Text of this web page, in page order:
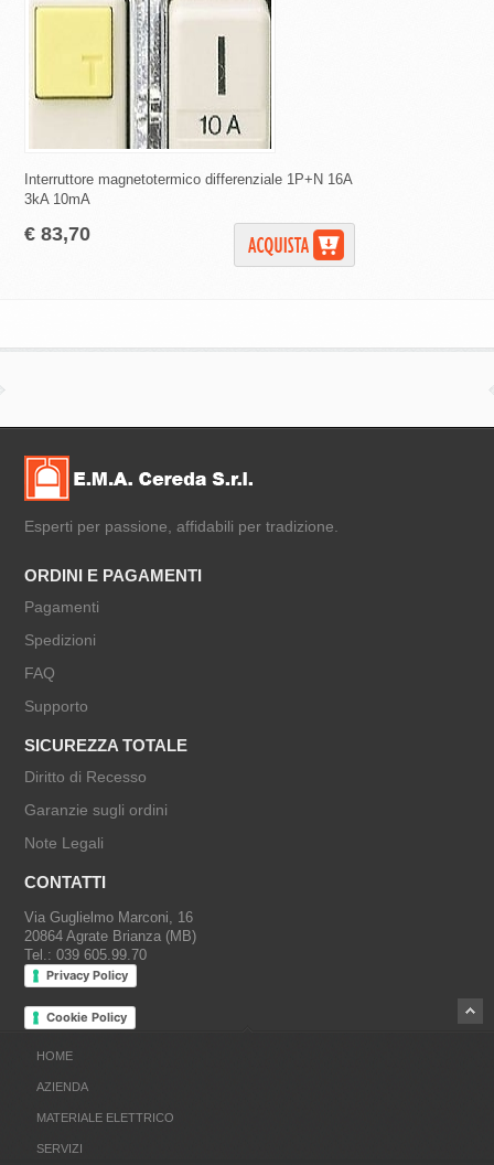
Interruttore magnetotermico differenziale 1P+N 16A
3kA 10mA
€ 83,70
Esperti per passione, affidabili per tradizione.
ORDINI E PAGAMENTI
Pagamenti
Spedizioni
FAQ
Supporto
SICUREZZA TOTALE
Diritto di Recesso
Garanzie sugli ordini
Note Legali
CONTATTI
Via Guglielmo Marconi, 16
20864 Agrate Brianza (MB)
Tel.: 039 605.99.70
Privacy Policy
Cookie Policy
HOME
AZIENDA
MATERIALE ELETTRICO
SERVIZI